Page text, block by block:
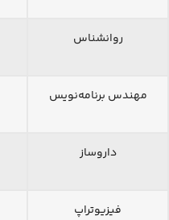
روانشناس
مهندس برنامه‌نویس
داروساز
فیزیوتراپ